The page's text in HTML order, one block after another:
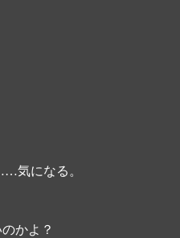
気になる。
かよ？